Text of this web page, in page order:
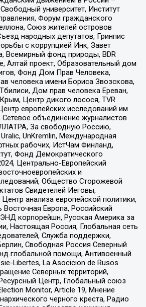
университет, Институт
Форум гражданского
Союз жителей островов
народных депутатов, Гринпис
с коррупцией Инк, Завет
Всемирный фонд природы, BDR
Алтай проект, Образовательный дом
Фонд Дом Прав Человека,
человека имени Бориса Звозскова,
Дом прав человека Ереван,
Центр дикого лосося, TVR
европейских исследований им
объединение журналистов
За свободную Россию,
UnKremlin, Международная
рабочих, ИстЧам Финланд,
Фонд Демократического
Центрально-Европейский
и
Общество Сторожевой
Свидетелей Иеговы,
анализа европейской политики,
Европа, Российский
корпорейшн, Русская Америка за
Настоящая Россия, Глобальная сеть
Служба поддержки,
Свободная Россия Северный
глобальной помощи, Антивоенный
Libertes, La Asocicion de Rusos
Северных территорий,
Центр, Глобальный союз
Monitor, Article 19, Мнение
черного креста, Радио